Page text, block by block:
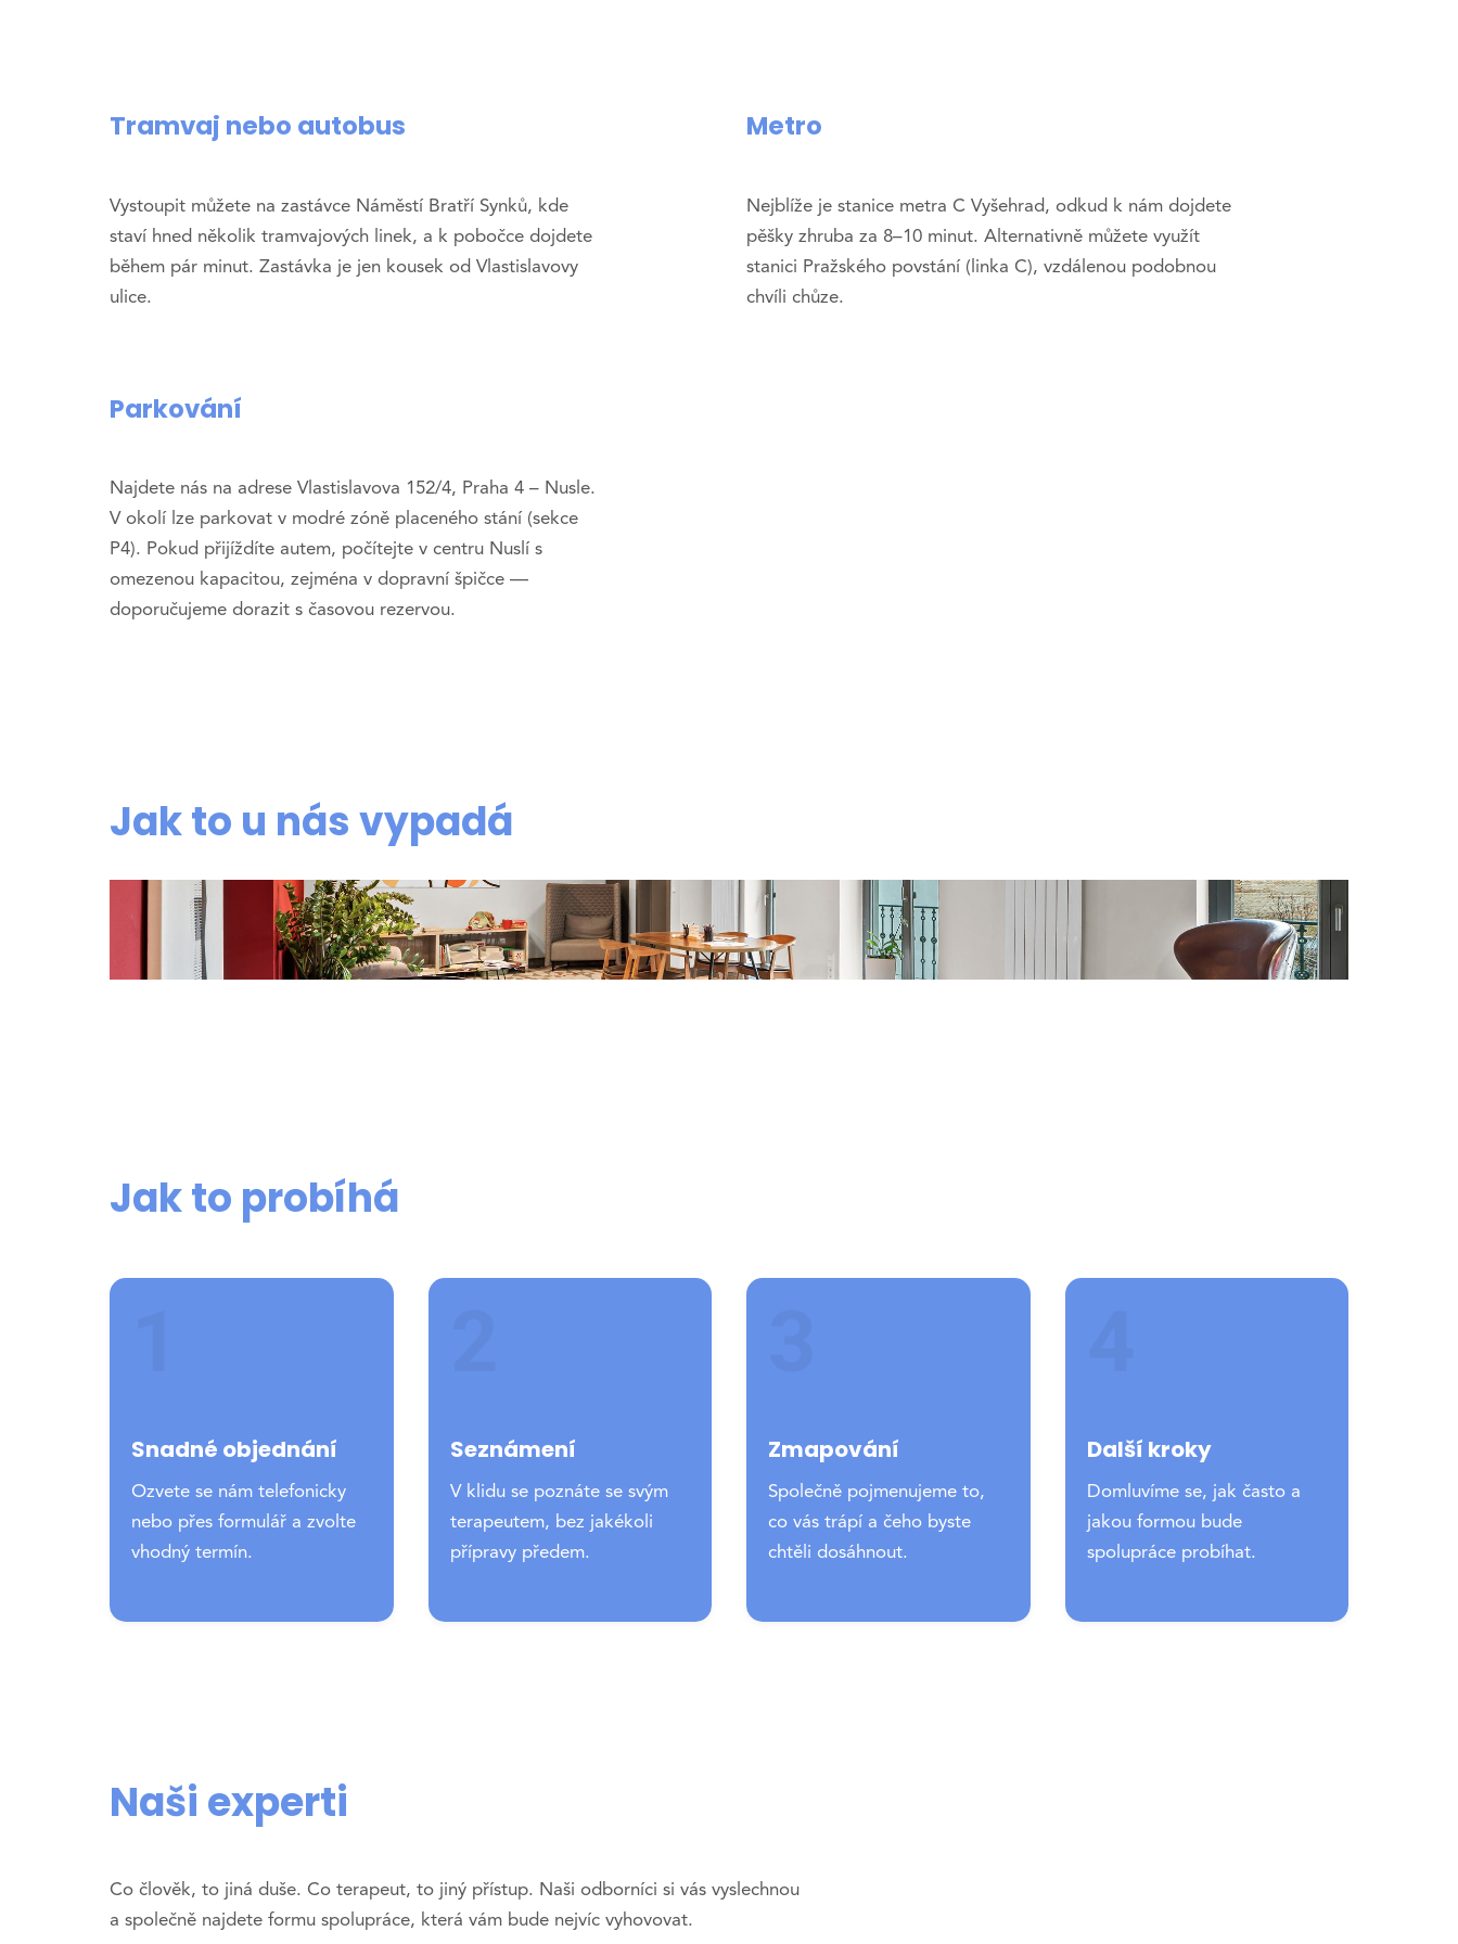
Tramvaj nebo autobus
Vystoupit můžete na zastávce Náměstí Bratří Synků, kde
staví hned několik tramvajových linek, a k pobočce dojdete
během pár minut. Zastávka je jen kousek od Vlastislavovy
ulice.
Parkování
Najdete nás na adrese Vlastislavova 152/4, Praha 4 – Nusle.
V okolí lze parkovat v modré zóně placeného stání (sekce
P4). Pokud přijíždíte autem, počítejte v centru Nuslí s
omezenou kapacitou, zejména v dopravní špičce —
doporučujeme dorazit s časovou rezervou.
Metro
Nejblíže je stanice metra C Vyšehrad, odkud k nám dojdete
pěšky zhruba za 8–10 minut. Alternativně můžete využít
stanici Pražského povstání (linka C), vzdálenou podobnou
chvíli chůze.
Jak to u nás vypadá
Jak to probíhá
Snadné objednání
Ozvete se nám telefonicky
nebo přes formulář a zvolte
vhodný termín.
Seznámení
V klidu se poznáte se svým
terapeutem, bez jakékoli
přípravy předem.
Zmapování
Společně pojmenujeme to,
co vás trápí a čeho byste
chtěli dosáhnout.
Další kroky
Domluvíme se, jak často a
jakou formou bude
spolupráce probíhat.
Naši experti
Co člověk, to jiná duše. Co terapeut, to jiný přístup. Naši odborníci si vás vyslechnou
a společně najdete formu spolupráce, která vám bude nejvíc vyhovovat.